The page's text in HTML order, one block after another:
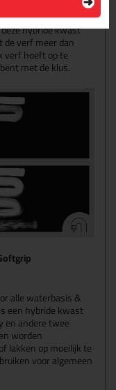
hybride kwast
verf meer dan
verf hoeft op te
met de klus.
alle waterbasis &
een hybride kwast
en andere twee
worden
lakken op moeilijk te
voor algemeen